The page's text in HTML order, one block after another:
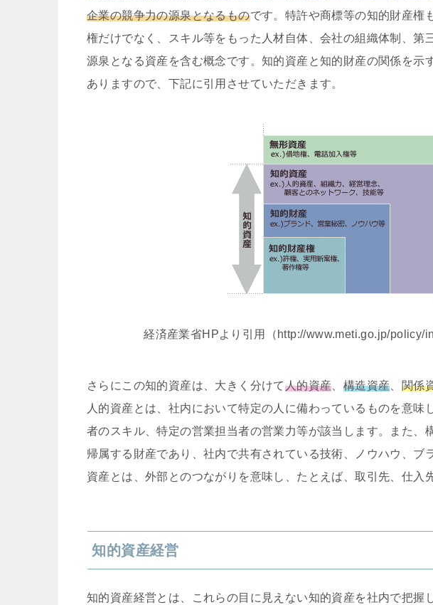
企業の競争力の源泉となるものです。特許や商標等の知的財産権
権だけでなく、スキル等をもった人材自体、会社の組織体制、第
源泉となる資産を含む概念です。知的資産と知的財産の関係を示
ありますので、下記に引用させていただきます。
経済産業省HPより引用（http://www.meti.go.jp/policy/
さらにこの知的資産は、大きく分けて人的資産 構造資産 関係
人的資産とは、社内において特定の人に備わっているものを意味
者のスキル、特定の営業担当者の営業力等が該当します。また、
帰属する財産であり、社内で共有されている技術、ノウハウ、ブ
資産とは、外部とのつながりを意味し、たとえば、取引先、仕入
知的資産経営
知的資産経営とは、これらの目に見えない知的資産を社内で把握